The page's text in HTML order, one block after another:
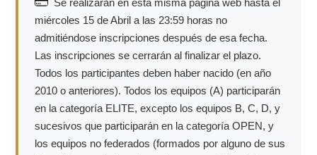
Se realizarán en esta misma página web hasta el
miércoles 15 de Abril a las 23:59 horas no
admitiéndose inscripciones después de esa fecha.
Las inscripciones se cerrarán al finalizar el plazo.
Todos los participantes deben haber nacido (en año
2010 o anteriores). Todos los equipos (A) participarán
en la categoría ELITE, excepto los equipos B, C, D, y
sucesivos que participarán en la categoría OPEN, y
los equipos no federados (formados por alguno de sus